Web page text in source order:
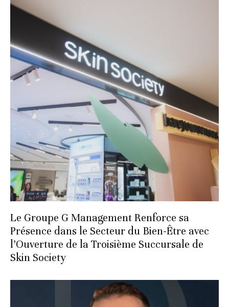
Le Groupe G Management Renforce sa
Présence dans le Secteur du Bien-Être avec
l’Ouverture de la Troisième Succursale de
Skin Society